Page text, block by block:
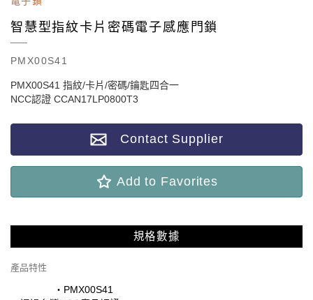
智慧型指紋卡片密碼電子感應門鎖
PMX00S41
PMX00S41 指紋/卡片/密碼/鑰匙四合一
NCC認證 CCAN17LP0800T3
Contact Supplier
Add to Favorites
規格數據
產品特性
‧PMX00S41